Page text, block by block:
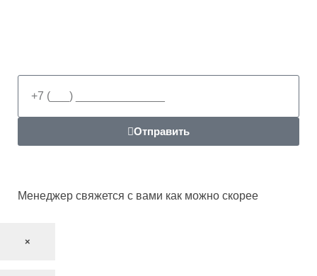
Отправить
Менеджер свяжется с вами как можно скорее
×